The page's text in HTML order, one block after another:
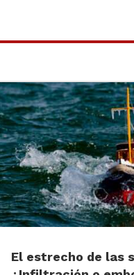
El estrecho de las